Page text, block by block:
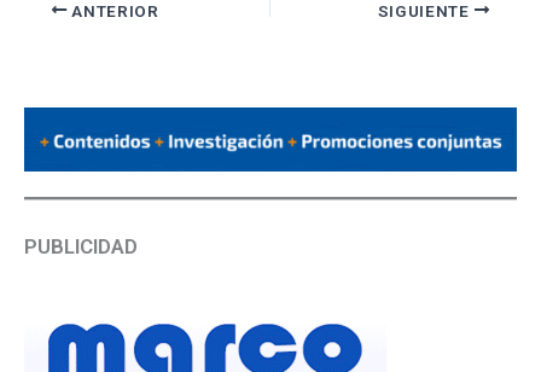
ANTERIOR SIGUIENTE
PUBLICIDAD